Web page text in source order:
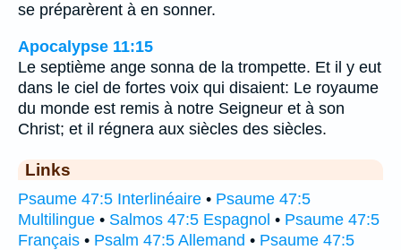
se préparèrent à en sonner.
Apocalypse 11:15
Le septième ange sonna de la trompette. Et il y eut
dans le ciel de fortes voix qui disaient: Le royaume
du monde est remis à notre Seigneur et à son
Christ; et il régnera aux siècles des siècles.
Links
Psaume 47:5 Interlinéaire • Psaume 47:5
Multilingue • Salmos 47:5 Espagnol • Psaume 47:5
Français • Psalm 47:5 Allemand • Psaume 47:5